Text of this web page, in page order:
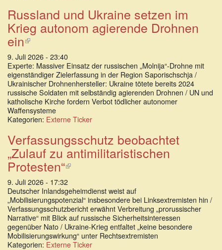
Russland und Ukraine setzen im
Krieg autonom agierende Drohnen
ein(Link
ist
extern)
9. Juli 2026 - 23:40
Experte: Massiver Einsatz der russischen „Molnija“-Drohne mit
eigenständiger Zielerfassung in der Region Saporischschja /
Ukrainischer Drohnenhersteller: Ukraine tötete bereits 2024
russische Soldaten mit selbständig agierenden Drohnen / UN und
katholische Kirche fordern Verbot tödlicher autonomer
Waffensysteme
Kategorien: Externe Ticker
Verfassungsschutz beobachtet
„Zulauf zu antimilitaristischen
Protesten“(Link
ist
extern)
9. Juli 2026 - 17:32
Deutscher Inlandsgeheimdienst weist auf
„Mobilisierungspotenzial“ insbesondere bei Linksextremisten hin /
Verfassungsschutzbericht erwähnt Verbreitung „prorussischer
Narrative“ mit Blick auf russische Sicherheitsinteressen
gegenüber Nato / Ukraine-Krieg entfaltet „keine besondere
Mobilisierungswirkung“ unter Rechtsextremisten
Kategorien: Externe Ticker